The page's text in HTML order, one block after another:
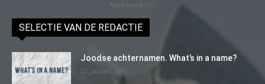
Advertentie (11)
SELECTIE VAN DE REDACTIE
Joodse achternamen. What’s in a name?
22 januari 2016